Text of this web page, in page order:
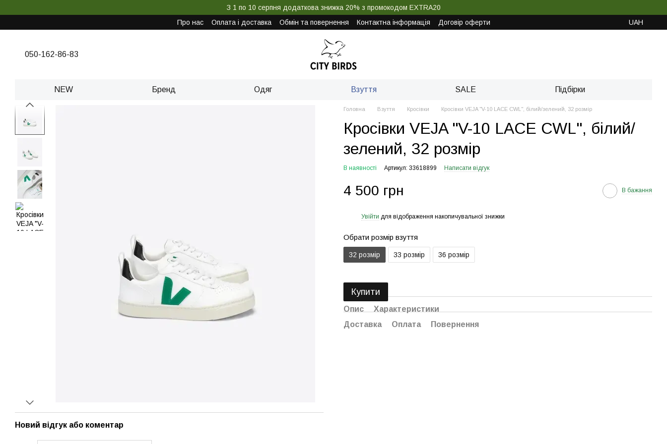
З 1 по 10 серпня додаткова знижка 20% з промокодом EXTRA20
Про нас
Оплата і доставка Обмін та повернення Контактна інформація Договір оферти UAH
050-162-86-83
NEW Бренд Одяг Взуття SALE Підбірки
Новий відгук або коментар
Головна Взуття Кросівки Кросівки VEJA "V-10 LACE CWL", білий/зелений, 32 розмір
Кросівки VEJA "V-10 LACE CWL", білий/
зелений, 32 розмір
В наявності Артикул: 33618899 Написати відгук
4 500 грн В бажання
Увійти для відображення накопичувальної знижки
Обрати розмір взуття
32 розмір 33 розмір 36 розмір
Купити
Опис
Характеристики
Доставка
Оплата Повернення